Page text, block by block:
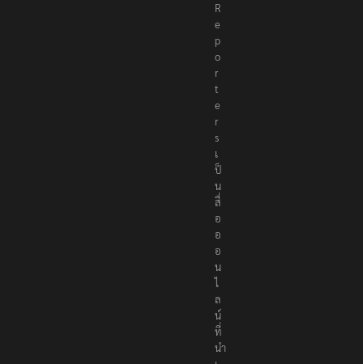
R
e
p
o
r
t
e
r
s
เ
ป็
น
สื่
อ
อ
อ
น
ไ
ล
น์
ที่
นำ